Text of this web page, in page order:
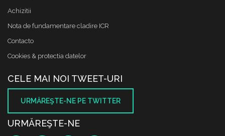
Achizitii
Nota de fundamentare cladire ICR
Contacto
Cookies & protectia datelor
CELE MAI NOI TWEET-URI
URMĂREŞTE-NE PE TWITTER
URMĂREŞTE-NE